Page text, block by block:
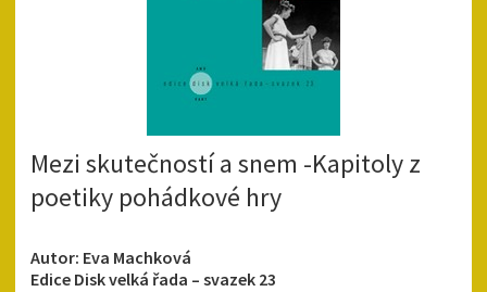
Mezi skutečností a snem -Kapitoly z
poetiky pohádkové hry
Autor: Eva Machková
Edice Disk velká řada – svazek 23